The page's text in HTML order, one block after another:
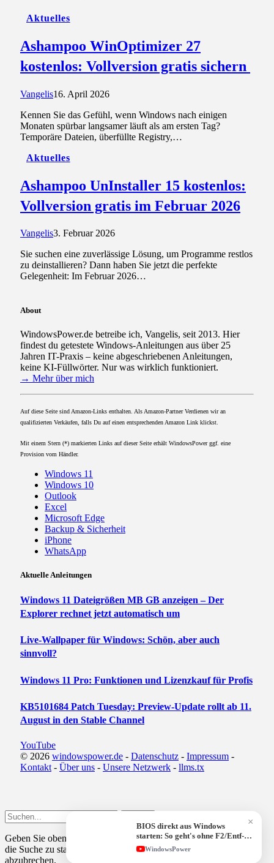
Aktuelles
Ashampoo WinOptimizer 27
kostenlos: Vollversion gratis sichern
Vangelis16. April 2026
Kennen Sie das Gefühl, wenn Windows nach einigen
Monaten spürbar langsamer läuft als am ersten Tag?
Temporäre Dateien, überfüllte Registry,…
Aktuelles
Ashampoo UnInstaller 15 kostenlos:
Vollversion gratis im Februar 2026
Vangelis3. Februar 2026
Sie suchen eine zuverlässige Lösung, um Programme restlos
zu deinstallieren? Dann haben Sie jetzt die perfekte
Gelegenheit: Im Februar 2026…
About
WindowsPower.de betreibe ich, Vangelis, seit 2013. Hier
findest du getestete Windows-Anleitungen aus über 25
Jahren IT-Praxis – keine abgeschriebenen Anleitungen,
keine KI-Füllwörter. Nur was wirklich funktioniert.
→ Mehr über mich
Auf diese Seite sind Amazon-Links enthalten. Als Amazon-Partner Verdienen wir an
qualifizierten Verkäufen, falls Du auf einen entsprechenden Amazon Link klickst.
Mit einem Stern (*) markierten Links auf dieser Seite erhält WindowsPower ggf. eine
Provision vom Händler.
Windows 11
Windows 10
Outlook
Excel
Microsoft Edge
Backup & Sicherheit
iPhone
WhatsApp
Aktuelle Anleitungen
Windows 11 Dateigrößen MB GB anzeigen – Der
Explorer rechnet jetzt automatisch um
Live-Wallpaper für Windows: Schön, aber auch
sinnvoll?
Windows 11 Pro: Funktionen und Lizenzkauf für Profis
KB5101684 Patch Tuesday: Preview-Update rollt ab 11.
August in den Stable Channel
YouTube
© 2026 windowspower.de - Datenschutz - Impressum -
Kontakt - Über uns - Unsere Netzwerk - llms.tx
Geben Sie oben einen Suchbegriff ein und drücken SieEnter, um
die Suche zu starten. Drücken SieEsc, um den Vorgang
abzubrechen.
×
BIOS direkt aus Windows
starten: So geht's ohne F2/Entf-
Taste!WindowsPower